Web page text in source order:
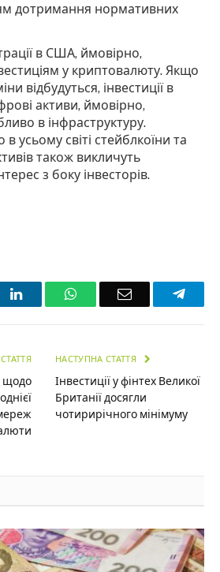
дотримання нормативних
в США, ймовірно,
у криптовалюту. Якщо
відбудуться, інвестиції в
активи, ймовірно,
в інфраструктуру.
в усьому світі стейблкоїни та
також викличуть
з боку інвесторів.
LinkedInWhatsAppEmail
щодо
НАСТУПНА СТАТТЯ
Інвестиції у фінтех Великої
Британії досягли
чотирирічного мінімуму